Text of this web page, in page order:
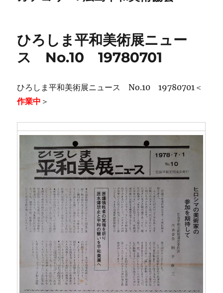
ひろしま平和美術展ニュー
ス No.10 19780701
ひろしま平和美術展ニュース No.10 19780701＜
作業中 ＞